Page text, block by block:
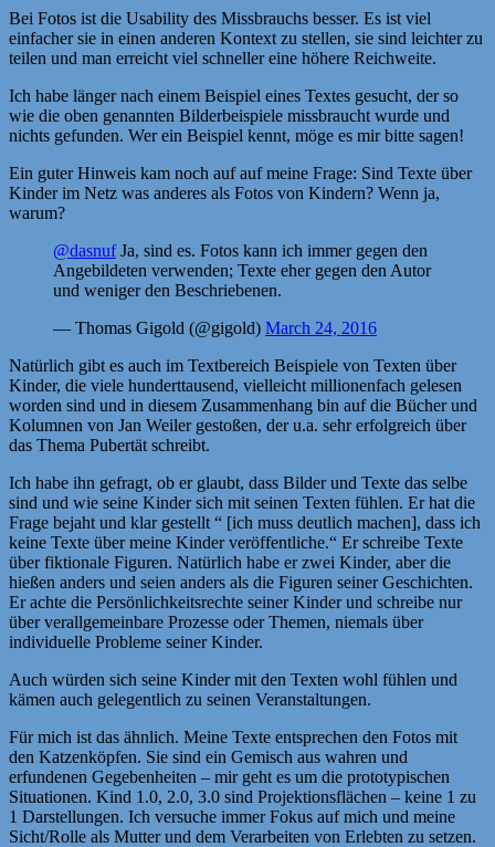
Bei Fotos ist die Usability des Missbrauchs besser. Es ist viel
einfacher sie in einen anderen Kontext zu stellen, sie sind leichter zu
teilen und man erreicht viel schneller eine höhere Reichweite.
Ich habe länger nach einem Beispiel eines Textes gesucht, der so
wie die oben genannten Bilderbeispiele missbraucht wurde und
nichts gefunden. Wer ein Beispiel kennt, möge es mir bitte sagen!
Ein guter Hinweis kam noch auf auf meine Frage: Sind Texte über
Kinder im Netz was anderes als Fotos von Kindern? Wenn ja,
warum?
@dasnufJa, sind es. Fotos kann ich immer gegen den
Angebildeten verwenden; Texte eher gegen den Autor
und weniger den Beschriebenen.
— Thomas Gigold (@gigold) March 24, 2016
Natürlich gibt es auch im Textbereich Beispiele von Texten über
Kinder, die viele hunderttausend, vielleicht millionenfach gelesen
worden sind und in diesem Zusammenhang bin auf die Bücher und
Kolumnen von Jan Weiler gestoßen, der u.a. sehr erfolgreich über
das Thema Pubertät schreibt.
Ich habe ihn gefragt, ob er glaubt, dass Bilder und Texte das selbe
sind und wie seine Kinder sich mit seinen Texten fühlen. Er hat die
Frage bejaht und klar gestellt “ [ich muss deutlich machen], dass ich
keine Texte über meine Kinder veröffentliche.“ Er schreibe Texte
über fiktionale Figuren. Natürlich habe er zwei Kinder, aber die
hießen anders und seien anders als die Figuren seiner Geschichten.
Er achte die Persönlichkeitsrechte seiner Kinder und schreibe nur
über verallgemeinbare Prozesse oder Themen, niemals über
individuelle Probleme seiner Kinder.
Auch würden sich seine Kinder mit den Texten wohl fühlen und
kämen auch gelegentlich zu seinen Veranstaltungen.
Für mich ist das ähnlich. Meine Texte entsprechen den Fotos mit
den Katzenköpfen. Sie sind ein Gemisch aus wahren und
erfundenen Gegebenheiten – mir geht es um die prototypischen
Situationen. Kind 1.0, 2.0, 3.0 sind Projektionsflächen – keine 1 zu
1 Darstellungen. Ich versuche immer Fokus auf mich und meine
Sicht/Rolle als Mutter und dem Verarbeiten von Erlebten zu setzen.